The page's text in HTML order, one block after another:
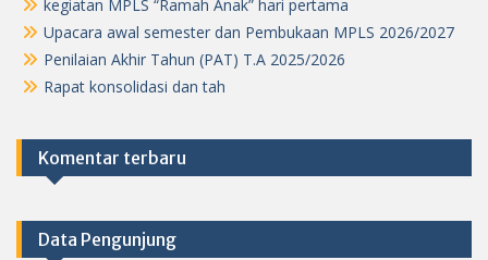
kegiatan MPLS “Ramah Anak” hari pertama
Upacara awal semester dan Pembukaan MPLS 2026/2027
Penilaian Akhir Tahun (PAT) T.A 2025/2026
Rapat konsolidasi dan tah
Komentar terbaru
Data Pengunjung